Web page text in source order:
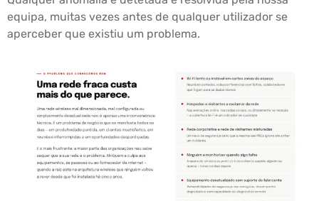
equipa, muitas vezes antes de qualquer utilizador se
aperceber que existiu um problema.